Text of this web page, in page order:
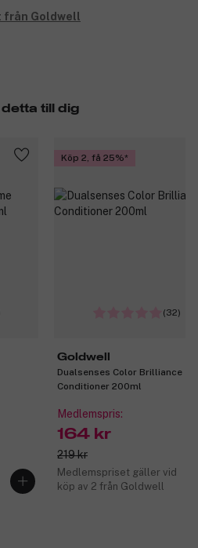
från Goldwell
till dig
Köp 2, få 25%
(32)
Goldwell
Dualsenses Color Brilliance
Conditioner 200ml
Medlemspris:
164 kr
219 kr
Medlemspriset gäller vid
köp av 2 från Goldwell